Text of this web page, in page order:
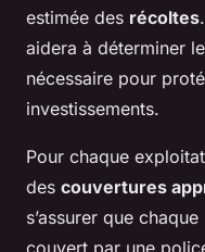
estimée des récoltes
aidera à déterminer
nécessaire pour
investissements.
Pour chaque
des couvertures
s’assurer que